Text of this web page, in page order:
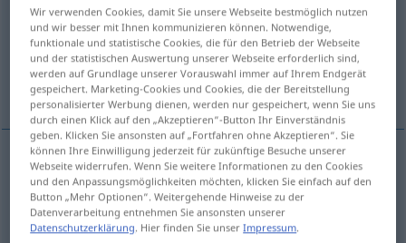
Übersicht aller Übersetzungen
(Für mehr Details die Übersetzung anklicken/antippen)
patrol
patrol Patrouillebesonders MIL
Wir verwenden Cookies, damit Sie unsere Webseite bestmöglich nutzen
und wir besser mit Ihnen kommunizieren können. Notwendige,
funktionale und statistische Cookies, die für den Betrieb der Webseite
und der statistischen Auswertung unserer Webseite erforderlich sind,
werden auf Grundlage unserer Vorauswahl immer auf Ihrem Endgerät
gespeichert. Marketing-Cookies und Cookies, die der Bereitstellung
personalisierter Werbung dienen, werden nur gespeichert, wenn Sie uns
durch einen Klick auf den „Akzeptieren“-Button Ihr Einverständnis
geben. Klicken Sie ansonsten auf „Fortfahren ohne Akzeptieren“. Sie
können Ihre Einwilligung jederzeit für zukünftige Besuche unserer
Webseite widerrufen. Wenn Sie weitere Informationen zu den Cookies
und den Anpassungsmöglichkeiten möchten, klicken Sie einfach auf den
Button „Mehr Optionen“. Weitergehende Hinweise zu der
Datenverarbeitung entnehmen Sie ansonsten unserer
Datenschutzerklärung. Hier finden Sie unserImpressum.